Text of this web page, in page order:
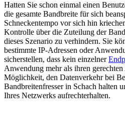
Hatten Sie schon einmal einen
die gesamte Bandbreite für sich
Schneckentempo vor sich hin
Kontrolle über die Zuteilung der
dieses Szenario zu verhindern. Sie
bestimmte IP-Adressen oder
sicherstellen, dass kein einzelner
Anwendung mehr als ihren
Möglichkeit, den Datenverkehr bei
Bandbreitenfresser in Schach halten
Ihres Netzwerks aufrechterhalten.